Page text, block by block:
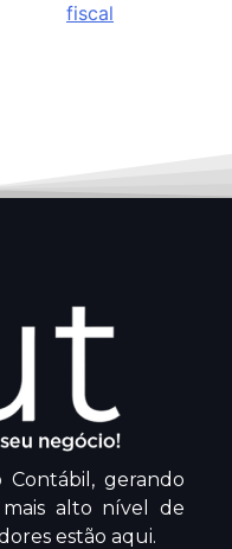
fiscal
gerando
alto nível de
estão aqui.